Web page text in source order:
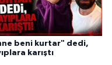
beni kurtar" dedi,
karıştı